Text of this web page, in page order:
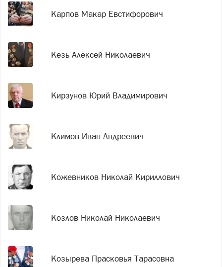
Карпов Макар Евстифорович
Кезь Алексей Николаевич
Кирзунов Юрий Владимирович
Климов Иван Андреевич
Кожевников Николай Кириллович
Козлов Николай Николаевич
Козырева Прасковья Тарасовна